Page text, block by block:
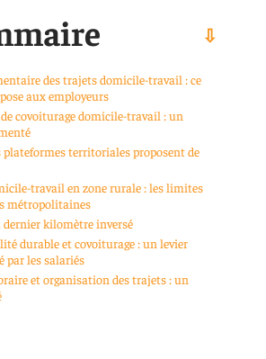
des trajets domicile-travail : ce
aux employeurs
covoiturage domicile-travail : un
plateformes territoriales proposent de
travail en zone rurale : les limites
métropolitaines
dernier kilomètre inversé
durable et covoiturage : un levier
par les salariés
et organisation des trajets : un